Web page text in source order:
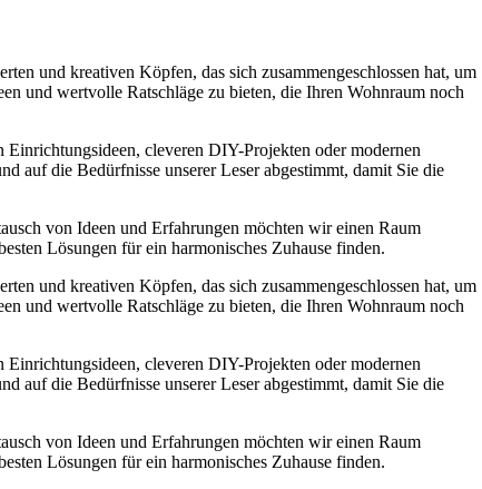
und kreativen Köpfen, das sich zusammengeschlossen hat, um
und wertvolle Ratschläge zu bieten, die Ihren Wohnraum noch
cleveren DIY-Projekten oder modernen
auf die Bedürfnisse unserer Leser abgestimmt, damit Sie die
von Ideen und Erfahrungen möchten wir einen Raum
Lösungen für ein harmonisches Zuhause finden.
und kreativen Köpfen, das sich zusammengeschlossen hat, um
und wertvolle Ratschläge zu bieten, die Ihren Wohnraum noch
cleveren DIY-Projekten oder modernen
auf die Bedürfnisse unserer Leser abgestimmt, damit Sie die
von Ideen und Erfahrungen möchten wir einen Raum
Lösungen für ein harmonisches Zuhause finden.